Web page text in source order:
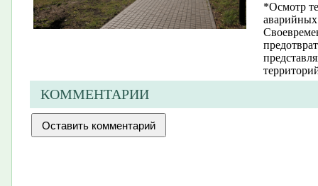
*Осмотр
аварийных
КОММЕНТАРИИ